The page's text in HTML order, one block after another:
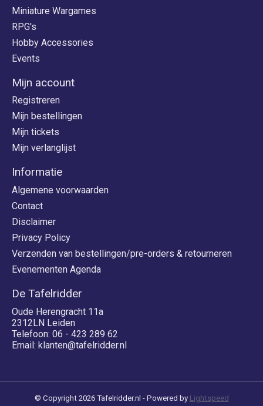
Miniature Wargames
RPG's
Hobby Accessories
Events
Mijn account
Registreren
Mijn bestellingen
Mijn tickets
Mijn verlanglijst
Informatie
Algemene voorwaarden
Contact
Disclaimer
Privacy Policy
Verzenden van bestellingen/pre-orders & retourneren
Evenementen Agenda
De Tafelridder
Oude Herengracht 11a
2312LN Leiden
Telefoon: 06 - 423 289 62
Email: klanten@tafelridder.nl
© Copyright 2026 Tafelridder.nl - Powered by Lightspeed